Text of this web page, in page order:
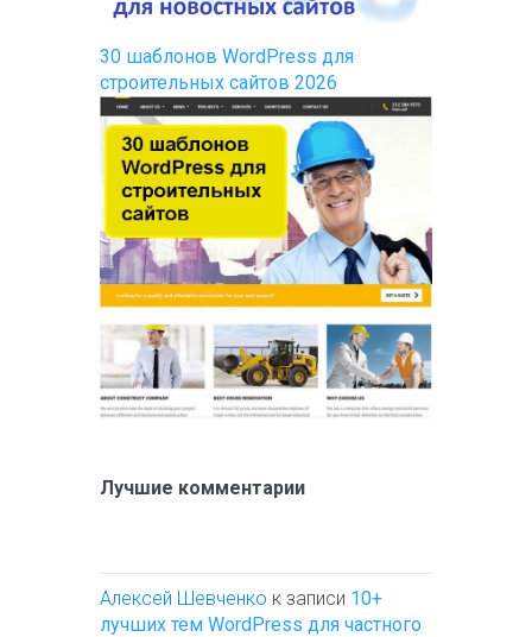
30 шаблонов WordPress для
строительных сайтов 2026
Лучшие комментарии
Алексей Шевченко к записи 10+
лучших тем WordPress для частного